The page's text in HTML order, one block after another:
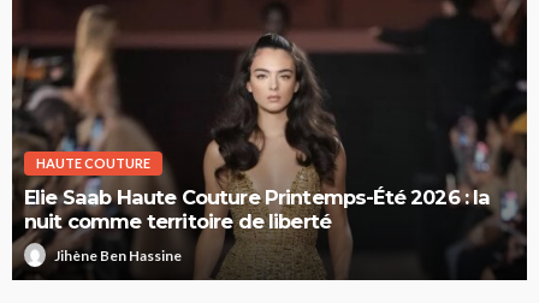
HAUTE COUTURE
Elie Saab Haute Couture Printemps-Été 2026 : la
nuit comme territoire de liberté
Jihène Ben Hassine